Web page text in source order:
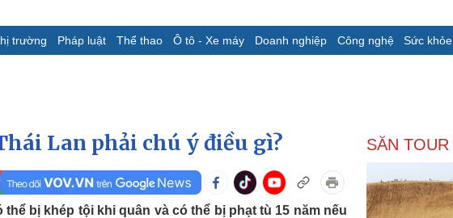
trường Pháp luật Thể thao Ô tô - Xe máy Doanh nghiệp Công nghệ Sức khỏe
Infographic
thao
Ô tô - Xe máy
Doanh nghiệp
Lan phải chú ý điều gì?
bị khép tội khi quân và có thể bị phạt tù 15 năm nếu
SĂN TOUR